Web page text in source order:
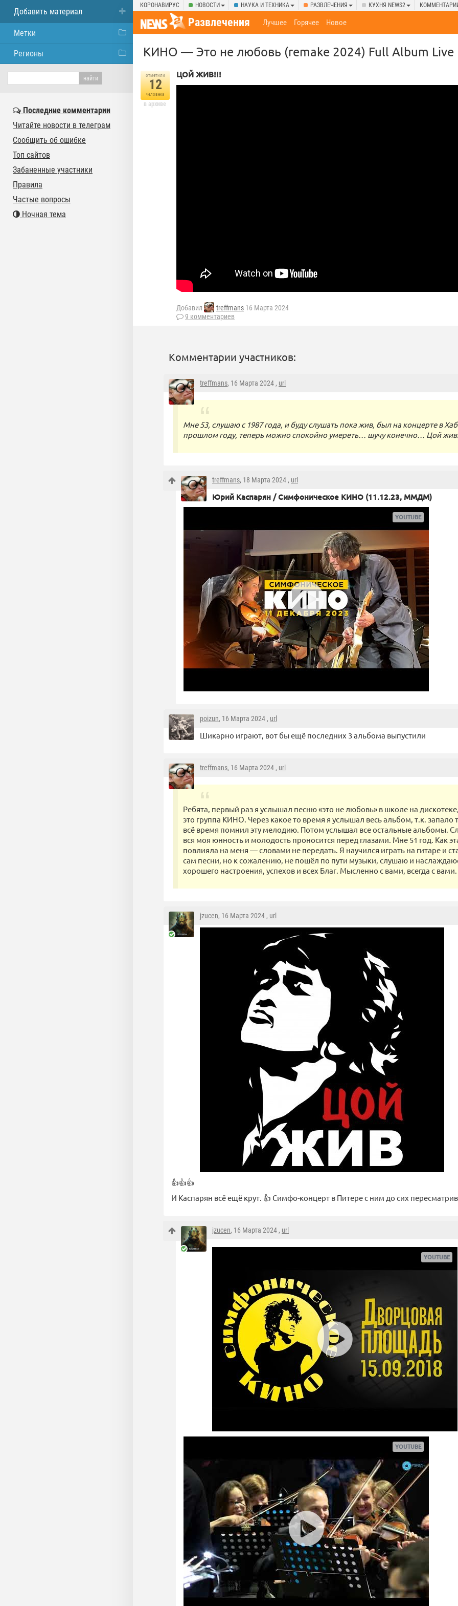
КОРОНАВИРУС НОВОСТИ НАУКА И ТЕХНИКА РАЗВЛЕЧЕНИЯ КУХНЯ NEWS2
Развлечения Лучшее Горячее Новое
КИНО — Это не любовь (remake 2024) Full Album Live
отметили
12
человека
в архиве
ЦОЙ ЖИВ!!!
Добавил treffmans 16 Марта 2024
9 комментариев
Комментарии участников:
treffmans, 16 Марта 2024 , url
Мне 53, слушаю с 1987 года, и буду слушать пока жив, был на концерте в
прошлом году, теперь можно спокойно умереть… шучу конечно… Цой
treffmans, 18 Марта 2024 , url
Юрий Каспарян / Симфоническое КИНО (11.12.23, ММДМ)
poizun, 16 Марта 2024 , url
Шикарно играют, вот бы ещё последних 3 альбома выпустили
treffmans, 16 Марта 2024 , url
Ребята, первый раз я услышал песню «это не любовь» в школе на
это группа КИНО. Через какое то время я услышал весь альбом, т.к. запало
всё время помнил эту мелодию. Потом услышал все остальные альбомы.
вся моя юнность и молодость проносится перед глазами. Мне 51 год. Как
повлияла на меня — словами не передать. Я научился играть на гитаре и
сам песни, но к сожалению, не пошёл по пути музыки, слушаю и
хорошего настроения, успехов и всех Благ. Мысленно с вами, всегда с вами.
jzucen, 16 Марта 2024 , url
👍👍👍
И Каспарян всё ещё крут. 👍 Симфо-концерт в Питере с ним до сих
jzucen, 16 Марта 2024 , url
Добавить материал
Метки
Регионы
Последние комментарии
Читайте новости в телеграм
Сообщить об ошибке
Топ сайтов
Забаненные участники
Правила
Частые вопросы
Ночная тема